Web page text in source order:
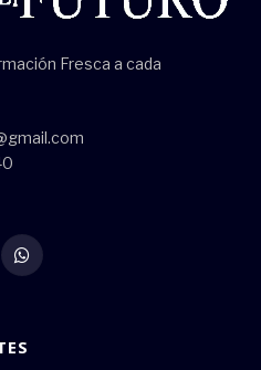
Fresca a cada
WhatsApp